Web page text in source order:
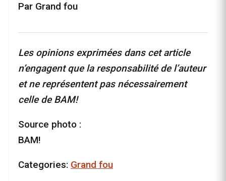
Par Grand fou
Les opinions exprimées dans cet article
n’engagent que la responsabilité de l’auteur
et ne représentent pas nécessairement
celle de BAM!
Source photo :
BAM!
Categories: Grand fou